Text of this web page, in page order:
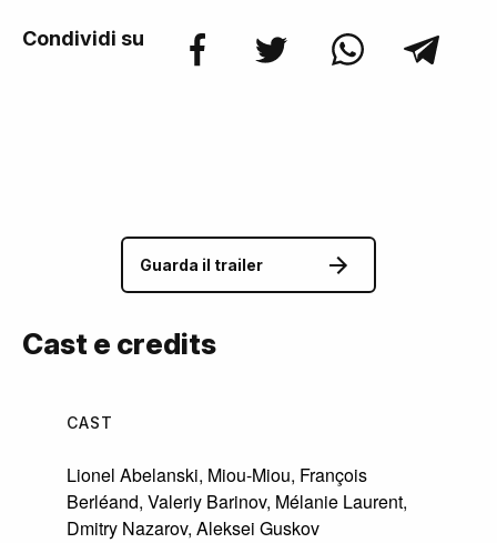
Condividi su
Guarda il trailer
Cast e credits
CAST
Lionel Abelanski, Miou-Miou, François
Berléand, Valeriy Barinov, Mélanie Laurent,
Dmitry Nazarov, Aleksei Guskov